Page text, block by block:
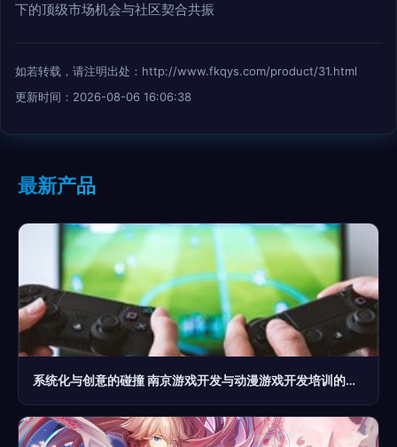
下的顶级市场机会与社区契合共振
如若转载，请注明出处：http://www.fkqys.com/product/31.html
更新时间：2026-08-06 16:06:38
最新产品
系统化与创意的碰撞 南京游戏开发与动漫游戏开发培训的竞争力解析